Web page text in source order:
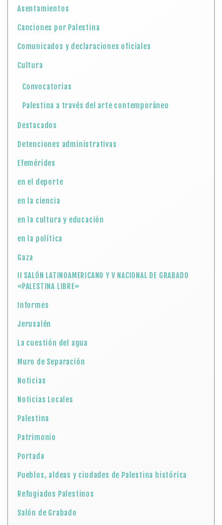
Asentamientos
Canciones por Palestina
Comunicados y declaraciones oficiales
Cultura
Convocatorias
Palestina a través del arte contemporáneo
Destacados
Detenciones administrativas
Efemérides
en el deporte
en la ciencia
en la cultura y educación
en la política
Gaza
II SALÓN LATINOAMERICANO Y V NACIONAL DE GRABADO
«PALESTINA LIBRE»
Informes
Jerusalén
La cuestión del agua
Muro de Separación
Noticias
Noticias Locales
Palestina
Patrimonio
Portada
Pueblos, aldeas y ciudades de Palestina histórica
Refugiados Palestinos
Salón de Grabado